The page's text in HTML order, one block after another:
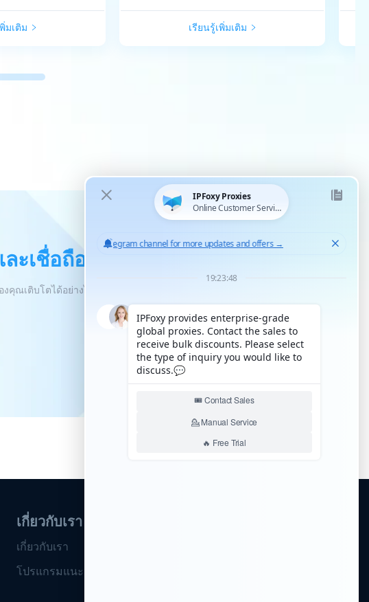
มเติม เรียนรู้เพิ่มเติม
ะเชื่อถือได้ทั่วโลก
คุณเติบโตได้อย่างไร้ขีดจำกัด
เกี่ยวกับเรา
เกี่ยวกับเรา
โปรแกรมแนะนำเพื่อน